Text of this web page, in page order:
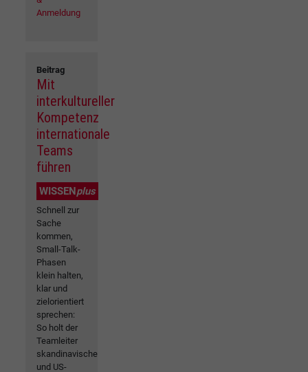
Anmeldung
Beitrag
Mit
interkultureller
Kompetenz
internationale
Teams
führen
WISSEN plus
Schnell zur
Sache
kommen,
Small-Talk-
Phasen
klein halten,
klar und
zielorientiert
sprechen:
So holt der
Teamleiter
skandinavische
und US-